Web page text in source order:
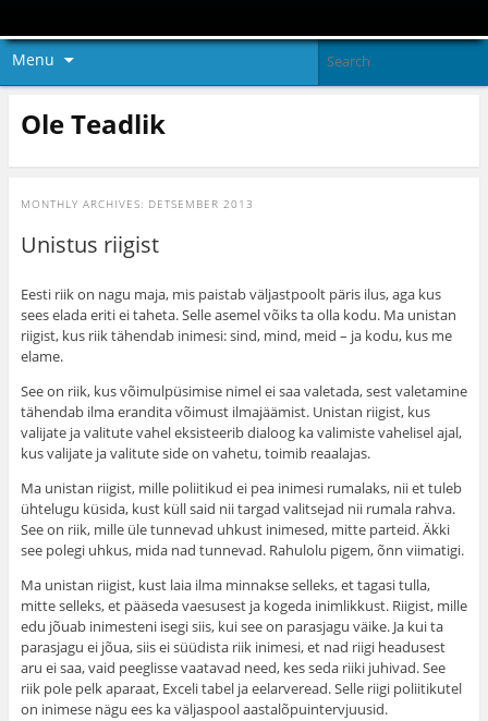
Menu
Ole Teadlik
MONTHLY ARCHIVES: DETSEMBER 2013
Unistus riigist
Eesti riik on nagu maja, mis paistab väljastpoolt päris ilus, aga kus
sees elada eriti ei taheta. Selle asemel võiks ta olla kodu. Ma unistan
riigist, kus riik tähendab inimesi: sind, mind, meid – ja kodu, kus me
elame.
See on riik, kus võimulpüsimise nimel ei saa valetada, sest valetamine
tähendab ilma erandita võimust ilmajäämist. Unistan riigist, kus
valijate ja valitute vahel eksisteerib dialoog ka valimiste vahelisel ajal,
kus valijate ja valitute side on vahetu, toimib reaalajas.
Ma unistan riigist, mille poliitikud ei pea inimesi rumalaks, nii et tuleb
ühtelugu küsida, kust küll said nii targad valitsejad nii rumala rahva.
See on riik, mille üle tunnevad uhkust inimesed, mitte parteid. Äkki
see polegi uhkus, mida nad tunnevad. Rahulolu pigem, õnn viimatigi.
Ma unistan riigist, kust laia ilma minnakse selleks, et tagasi tulla,
mitte selleks, et pääseda vaesusest ja kogeda inimlikkust. Riigist, mille
edu jõuab inimesteni isegi siis, kui see on parasjagu väike. Ja kui ta
parasjagu ei jõua, siis ei süüdista riik inimesi, et nad riigi headusest
aru ei saa, vaid peeglisse vaatavad need, kes seda riiki juhivad. See
riik pole pelk aparaat, Exceli tabel ja eelarveread. Selle riigi poliitikutel
on inimese nägu ees ka väljaspool aastalõpuintervjuusid.